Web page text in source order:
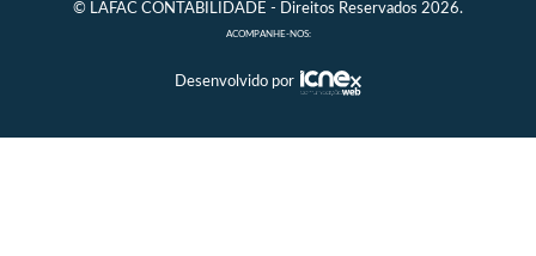
© LAFAC CONTABILIDADE - Direitos Reservados 2026.
ACOMPANHE-NOS:
Desenvolvido por